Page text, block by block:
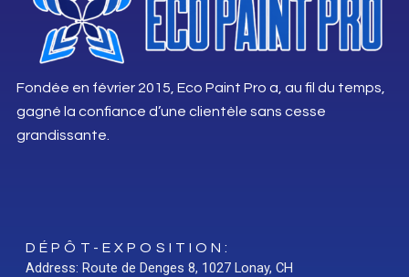
Fondée en février 2015, Eco Paint Pro a, au fil du temps,
gagné la confiance d’une clientèle sans cesse
grandissante.
DÉPÔT-EXPOSITION:
Address: Route de Denges 8, 1027 Lonay, CH